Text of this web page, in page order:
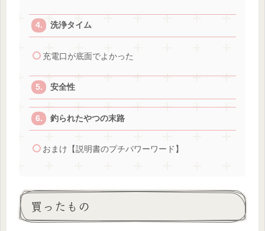
洗浄タイム
充電口が底面でよかった
安全性
釣られたやつの末路
おまけ【説明書のプチパワーワード】
買ったもの